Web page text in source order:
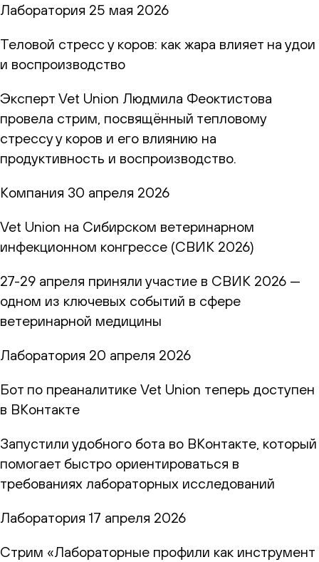
Лаборатория 25 мая 2026
Теловой стресс у коров: как жара влияет на удои
и воспроизводство
Эксперт Vet Union Людмила Феоктистова
провела стрим, посвящённый тепловому
стрессу у коров и его влиянию на
продуктивность и воспроизводство.
Компания 30 апреля 2026
Vet Union на Сибирском ветеринарном
инфекционном конгрессе (СВИК 2026)
27-29 апреля приняли участие в СВИК 2026 —
одном из ключевых событий в сфере
ветеринарной медицины
Лаборатория 20 апреля 2026
Бот по преаналитике Vet Union теперь доступен
в ВКонтакте
Запустили удобного бота во ВКонтакте, который
помогает быстро ориентироваться в
требованиях лабораторных исследований
Лаборатория 17 апреля 2026
Стрим «Лабораторные профили как инструмент